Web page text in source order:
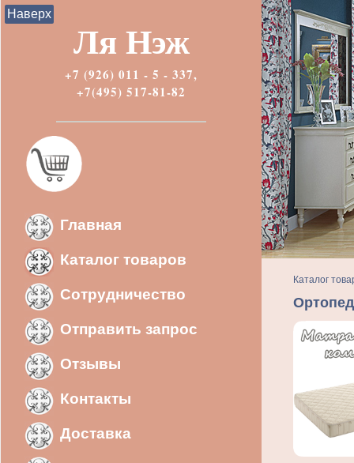
Ля Нэж
+7 (926) 011 - 5 - 337,
+7(495) 517-81-82
Главная
Каталог товаров
Сотрудничество
Отправить запрос
Отзывы
Контакты
Доставка
Каталог
Наверх